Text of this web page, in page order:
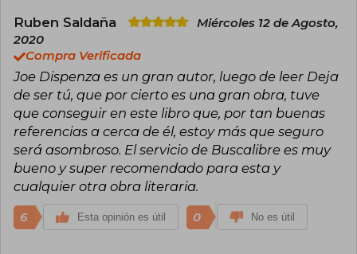
Ruben Saldaña
Miércoles 12 de Agosto,
2020
Compra Verificada
Joe Dispenza es un gran autor, luego de leer Deja
de ser tú, que por cierto es una gran obra, tuve
que conseguir en este libro que, por tan buenas
referencias a cerca de él, estoy más que seguro
será asombroso. El servicio de Buscalibre es muy
bueno y super recomendado para esta y
cualquier otra obra literaria.
6 Esta opinión es útil 0 No es útil